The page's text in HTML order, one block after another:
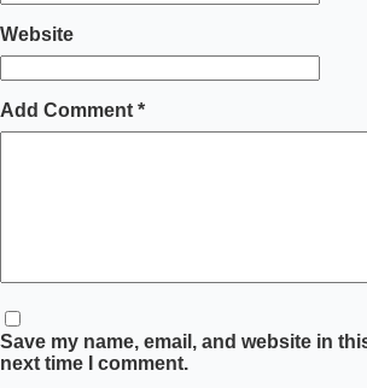
Website
Add Comment *
Save my name, email, and website in
next time I comment.